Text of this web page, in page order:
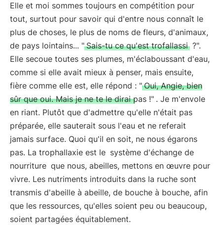
Elle et moi sommes toujours en compétition pour
tout, surtout pour savoir qui d'entre nous connaît le
plus de choses, le plus de noms de fleurs, d'animaux,
de pays lointains... " Sais-tu ce qu'est trofallassi ?".
Elle secoue toutes ses plumes, m'éclaboussant d'eau,
comme si elle avait mieux à penser, mais ensuite,
fière comme elle est, elle répond : " Oui, Angie, bien
sûr que oui. Mais je ne te le dirai pas !" . Je m'envole
en riant. Plutôt que d'admettre qu'elle n'était pas
préparée, elle sauterait sous l'eau et ne referait
jamais surface. Quoi qu'il en soit, ne nous égarons
pas. La trophallaxie est le système d'échange de
nourriture que nous, abeilles, mettons en œuvre pour
vivre. Les nutriments introduits dans la ruche sont
transmis d'abeille à abeille, de bouche à bouche, afin
que les ressources, qu'elles soient peu ou beaucoup,
soient partagées équitablement.